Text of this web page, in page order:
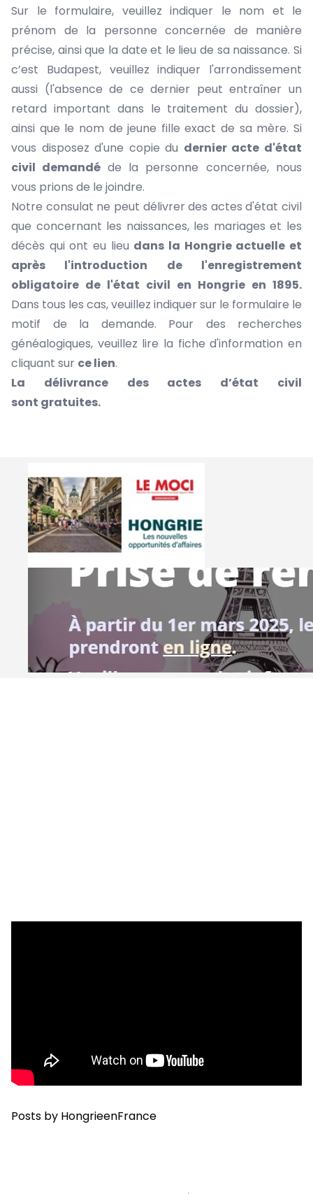
Sur le formulaire, veuillez indiquer le nom et le
prénom de la personne concernée de manière
précise, ainsi que la date et le lieu de sa naissance. Si
c’est Budapest, veuillez indiquer l'arrondissement
aussi (l'absence de ce dernier peut entraîner un
retard important dans le traitement du dossier),
ainsi que le nom de jeune fille exact de sa mère. Si
vous disposez d'une copie du dernier acte d'état
civil demandé de la personne concernée, nous
vous prions de le joindre.
Notre consulat ne peut délivrer des actes d'état civil
que concernant les naissances, les mariages et les
décès qui ont eu lieu dans la Hongrie actuelle et
après l'introduction de l'enregistrement
obligatoire de l'état civil en Hongrie en 1895.
Dans tous les cas, veuillez indiquer sur le formulaire le
motif de la demande. Pour des recherches
généalogiques, veuillez lire la fiche d'information en
cliquant sur ce lien.
La délivrance des actes d’état civil
sont gratuites.
Posts by HongrieenFrance